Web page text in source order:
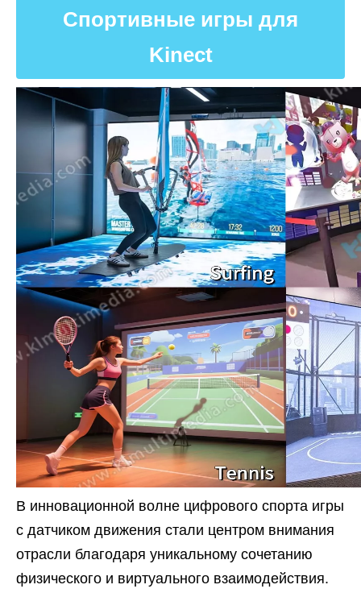
Спортивные игры для
Kinect
В инновационной волне цифрового спорта игры
с датчиком движения стали центром внимания
отрасли благодаря уникальному сочетанию
физического и виртуального взаимодействия.